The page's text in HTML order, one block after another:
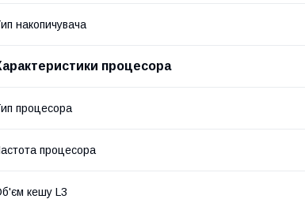
накопичувача
процесора
процесора
процесора
кешу L3